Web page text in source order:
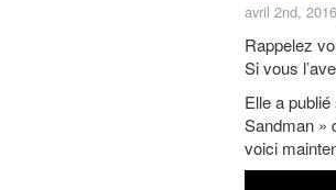
avril 2nd,
Rappelez
Si vous
Elle a
Sandman »
voici